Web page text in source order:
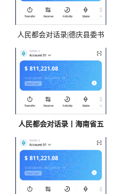
人民都会对话录|德庆县委书
记以太坊钱包黎晓解析千年
古郡的“产城人”答卷
人民都会对话录丨海南省五
指山市BTC钱包：守好绿水
青山 传承民族文脉 振兴山